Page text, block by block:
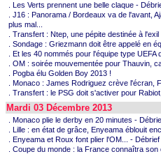
. Les Verts prennent une belle claque -
. J16 : Panorama / Bordeaux va de l'avant,
plus mal...
. Transfert : Ntep, une pépite destinée à l'exil
. Sondage : Griezmann doit être appelé en
. Et les 40 nommés pour l'équipe type UEFA
. OM : soirée mouvementée pour Thauvin,
. Pogba élu Golden Boy 2013 !
. Monaco : James Rodriguez crève l'écran,
. Transfert : le PSG doit s'activer pour
Mardi 03 Décembre 2013
. Monaco plie le derby en 20 minutes -
. Lille : en état de grâce, Enyeama éblouit
. Enyeama et Roux font plier l'OM... -
. Coupe du monde : la France connaîtra